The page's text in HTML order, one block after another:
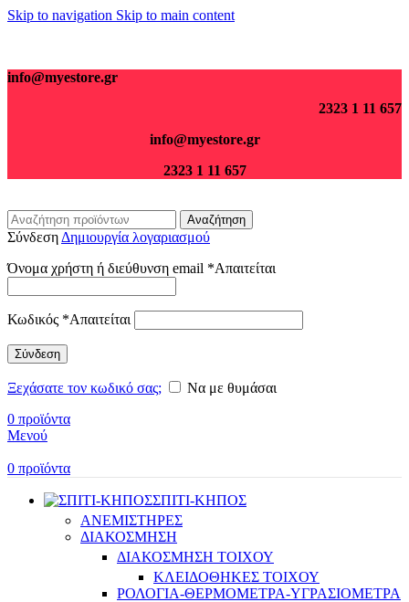
Skip to navigation Skip to main content
info@myestore.gr
2323 1 11 657
info@myestore.gr
2323 1 11 657
Αναζήτηση
Σύνδεση Δημιουργία λογαριασμού
Όνομα χρήστη ή διεύθυνση email *Απαιτείται
Κωδικός *Απαιτείται
Σύνδεση
Ξεχάσατε τον κωδικό σας;
Να με θυμάσαι
0 προϊόντα
Μενού
0 προϊόντα
ΣΠΙΤΙ-ΚΗΠΟΣ
ΑΝΕΜΙΣΤΗΡΕΣ
ΔΙΑΚΟΣΜΗΣΗ
ΔΙΑΚΟΣΜΗΣΗ ΤΟΙΧΟΥ
ΚΛΕΙΔΟΘΗΚΕΣ ΤΟΙΧΟΥ
ΡΟΛΟΓΙΑ-ΘΕΡΜΟΜΕΤΡΑ-ΥΓΡΑΣΙΟΜΕΤΡΑ